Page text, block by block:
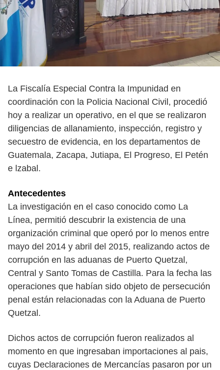
La Fiscalía Especial Contra la Impunidad en
coordinación con la Policia Nacional Civil, procedió
hoy a realizar un operativo, en el que se realizaron
diligencias de allanamiento, inspección, registro y
secuestro de evidencia, en los departamentos de
Guatemala, Zacapa, Jutiapa, El Progreso, El Petén
e lzabal.
Antecedentes
La investigación en el caso conocido como La
Línea, permitió descubrir la existencia de una
organización criminal que operó por lo menos entre
mayo del 2014 y abril del 2015, realizando actos de
corrupción en las aduanas de Puerto Quetzal,
Central y Santo Tomas de Castilla. Para la fecha las
operaciones que habían sido objeto de persecución
penal están relacionadas con la Aduana de Puerto
Quetzal.
Dichos actos de corrupción fueron realizados al
momento en que ingresaban importaciones al pais,
cuyas Declaraciones de Mercancías pasaron por un